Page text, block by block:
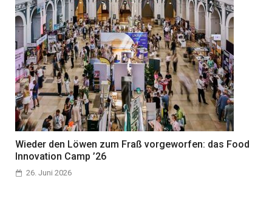
Wieder den Löwen zum Fraß vorgeworfen: das Food
Innovation Camp ’26
26. Juni 2026